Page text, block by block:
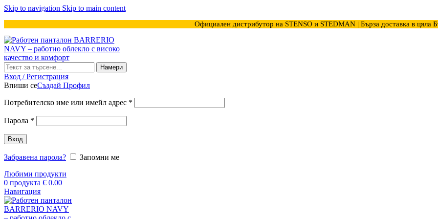
Skip to navigation Skip to main content
Официален дистрибутор на STENSO и STEDMAN | Бърза доставка в цяла
Намери
Вход / Регистрация
Впиши сеСъздай Профил
Потребителско име или имейл адрес *
Парола *
Вход
Забравена парола?
Запомни ме
Любими продукти
0 продукта € 0.00
Навигация